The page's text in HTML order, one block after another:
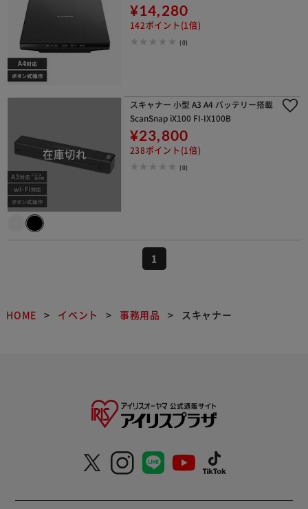
¥14,280
142ポイント(1倍)
(0)
スキャナー 小型 A3 A4 バッテリー搭載
ScanSnap iX100 FI-IX100B
¥23,800
238ポイント(1倍)
(0)
1
HOME イベント 事務用品 スキャナー